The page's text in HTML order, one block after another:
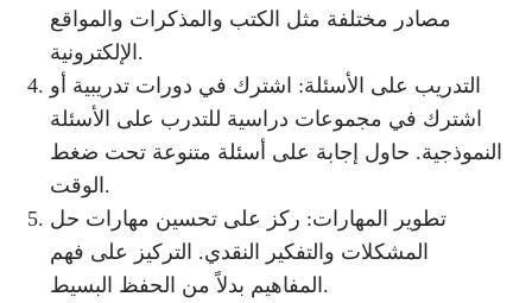
مصادر مختلفة مثل الكتب والمذكرات والمواقع
الإلكترونية.
التدريب على الأسئلة: اشترك في دورات تدريبية أو
اشترك في مجموعات دراسية للتدرب على الأسئلة
النموذجية. حاول إجابة على أسئلة متنوعة تحت ضغط
الوقت.
تطوير المهارات: ركز على تحسين مهارات حل
المشكلات والتفكير النقدي. التركيز على فهم
المفاهيم بدلاً من الحفظ البسيط.